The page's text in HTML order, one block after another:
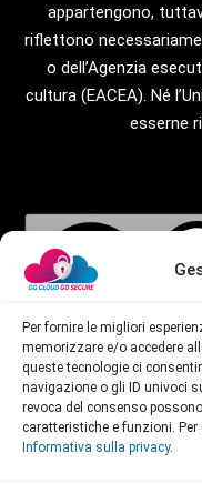
Per fornire le migliori
memorizzare e/o accedere
queste tecnologie ci
navigazione o gli ID univoci
revoca del consenso
caratteristiche e funzioni.
Informativa sulla privacy.
appartengono,
riflettono
o dell’Agenzia
cultura (EACEA). Né
esserne
Tutti i materiali prodotti
Erasmus+, compresi la
corso, sono resi